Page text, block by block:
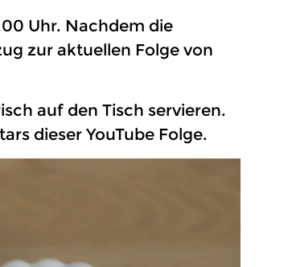
Uhr. Nachdem die
zur aktuellen Folge von
auf den Tisch servieren.
dieser YouTube Folge.